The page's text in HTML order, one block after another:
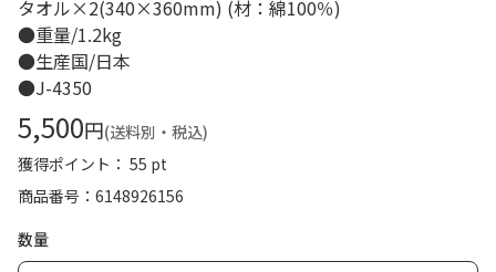
タオル×2(340×360mm) (材：綿100％)
●重量/1.2kg
●生産国/日本
●J-4350
5,500円(送料別・税込)
獲得ポイント： 55 pt
商品番号
6148926156
数量